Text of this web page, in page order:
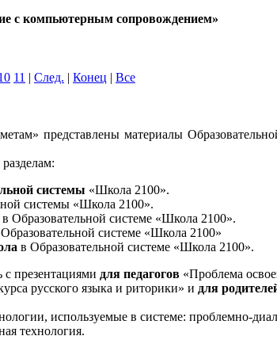
с компьютерным сопровождением»
11 | След. | Конец | Все
представлены материалы
системы «Школа 2100».
системы «Школа 2100».
в Образовательной системе «Школа 2100».
системе «Школа 2100»
в Образовательной системе «Школа 2100».
презентациями для педагогов «Проблема
русского языка и риторики» и для
используемые в системе: проблемно-
технология.